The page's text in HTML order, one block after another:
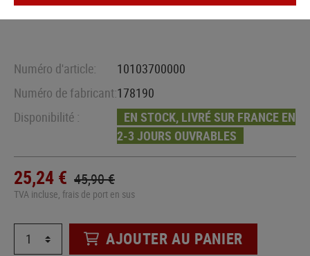
Numéro d'article:
10103700000
Numéro de fabricant:178190
Disponibilité :
EN STOCK, LIVRÉ SUR FRANCE EN
2-3 JOURS OUVRABLES
25,24 € 45,90 €
TVA incluse, frais de port en sus
AJOUTER AU PANIER